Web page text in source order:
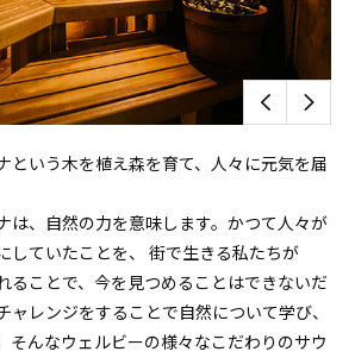
という木を植え森を育て、人々に元気を届
は、自然の力を意味します。かつて人々が
していたことを、 街で生きる私たちが
ることで、今を見つめることはできないだ
ャレンジをすることで自然について学び、
そんなウェルビーの様々なこだわりのサウ